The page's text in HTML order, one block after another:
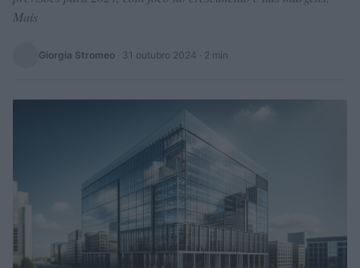
Mais
Giorgia Stromeo · 31 outubro 2024 · 2 min